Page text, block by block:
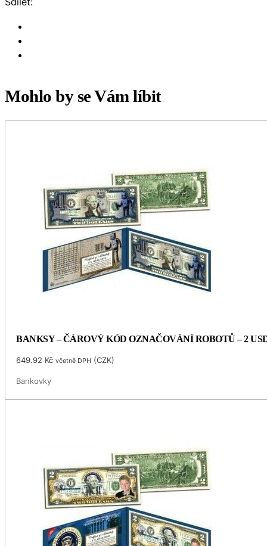
Mohlo by se Vám líbit
BANKSY – ČÁROVÝ KÓD OZNAČOVÁNÍ ROBOTŮ – 2
649.92 Kč včetně DPH (CZK)
Bankovky